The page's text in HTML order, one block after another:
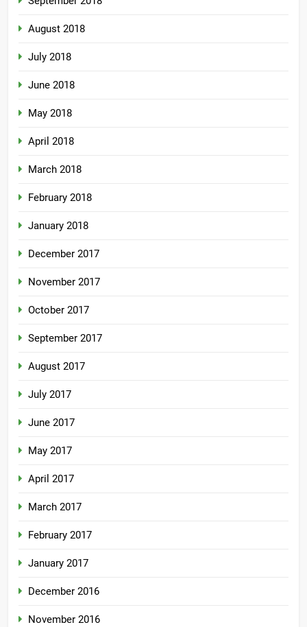
August 2018
July 2018
June 2018
May 2018
April 2018
March 2018
February 2018
January 2018
December 2017
November 2017
October 2017
September 2017
August 2017
July 2017
June 2017
May 2017
April 2017
March 2017
February 2017
January 2017
December 2016
November 2016